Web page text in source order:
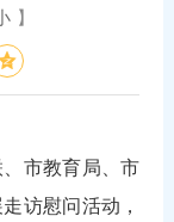
】
市教育局、市
访慰问活动，